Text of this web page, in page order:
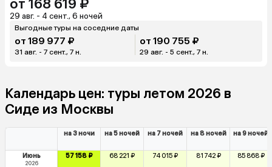
от 168 619 ₽
29 авг. - 4 сент., 6 ночей
Выгодные туры на соседние даты
от 189 977 ₽
31 авг. - 7 сент., 7 н.
от 190 755 ₽
29 авг. - 5 сент., 7 н.
Календарь цен: туры летом 2026 в
Сиде из Москвы
на 3 ночи на 5 ночей на 7 ночей на 8 ночей на 9 ночей
Июнь
2026
57 158 ₽ 68 221 ₽ 74 015 ₽ 81 742 ₽ 85 868 ₽